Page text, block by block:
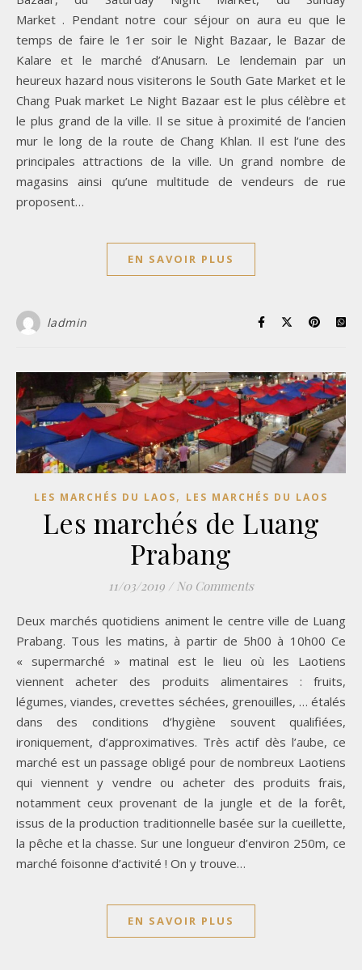
Market . Pendant notre cour séjour on aura eu que le
temps de faire le 1er soir le Night Bazaar, le Bazar de
Kalare et le marché d’Anusarn. Le lendemain par un
heureux hazard nous visiterons le South Gate Market et le
Chang Puak market Le Night Bazaar est le plus célèbre et
le plus grand de la ville. Il se situe à proximité de l’ancien
mur le long de la route de Chang Khlan. Il est l’une des
principales attractions de la ville. Un grand nombre de
magasins ainsi qu’une multitude de vendeurs de rue
proposent…
EN SAVOIR PLUS
ladmin
LES MARCHÉS DU LAOS, LES MARCHÉS DU LAOS
Les marchés de Luang
Prabang
11/03/2019 / No Comments
Deux marchés quotidiens animent le centre ville de Luang
Prabang. Tous les matins, à partir de 5h00 à 10h00 Ce
« supermarché » matinal est le lieu où les Laotiens
viennent acheter des produits alimentaires : fruits,
légumes, viandes, crevettes séchées, grenouilles, … étalés
dans des conditions d’hygiène souvent qualifiées,
ironiquement, d’approximatives. Très actif dès l’aube, ce
marché est un passage obligé pour de nombreux Laotiens
qui viennent y vendre ou acheter des produits frais,
notamment ceux provenant de la jungle et de la forêt,
issus de la production traditionnelle basée sur la cueillette,
la pêche et la chasse. Sur une longueur d’environ 250m, ce
marché foisonne d’activité ! On y trouve…
EN SAVOIR PLUS